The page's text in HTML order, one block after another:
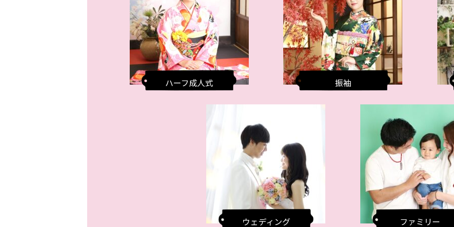
ハーフ成人式 振袖
ウェディング ファミリー